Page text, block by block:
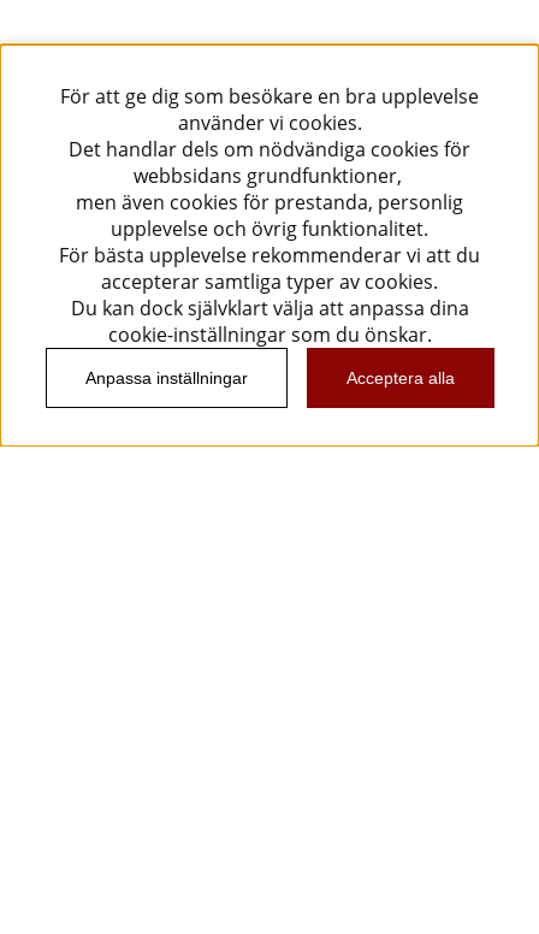
För att ge dig som besökare en bra upplevelse
använder vi cookies.
Det handlar dels om nödvändiga cookies för
webbsidans grundfunktioner,
men även cookies för prestanda, personlig
upplevelse och övrig funktionalitet.
För bästa upplevelse rekommenderar vi att du
accepterar samtliga typer av cookies.
Du kan dock självklart välja att anpassa dina
cookie-inställningar som du önskar.
Anpassa inställningar Acceptera alla